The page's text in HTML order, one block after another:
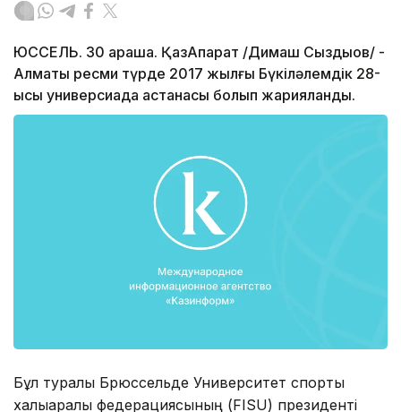
ЮССЕЛЬ. 30 қараша. ҚазАқпарат /Димаш Сыздықов/ -
Алматы ресми түрде 2017 жылғы Бүкіләлемдік 28-
қысқы универсиада астанасы болып жарияланды.
Бұл туралы Брюссельде Университет спорты
халықаралық федерациясының (FISU) президенті